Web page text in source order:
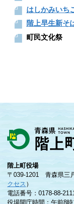
はしかみいち
階上早生新そ
町民文化祭
階上町役場
〒039-1201 青森県三
クセス ）
電話番号：0178-88-
役場開庁時間：午前8